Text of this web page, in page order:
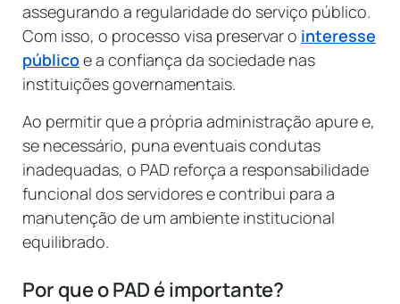
assegurando a regularidade do serviço público.
Com isso, o processo visa preservar o interesse
públicoe a confiança da sociedade nas
instituições governamentais.
Ao permitir que a própria administração apure e,
se necessário, puna eventuais condutas
inadequadas, o PAD reforça a responsabilidade
funcional dos servidores e contribui para a
manutenção de um ambiente institucional
equilibrado.
Por que o PAD é importante?